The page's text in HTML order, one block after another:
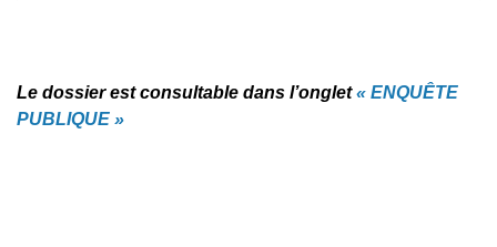
Le dossier est consultable dans l’onglet« ENQUÊTE
PUBLIQUE »